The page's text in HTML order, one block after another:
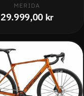
MERIDA
29.999,00 kr